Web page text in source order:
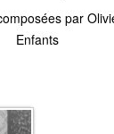
par
Enfants